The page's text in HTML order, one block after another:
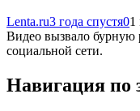
Lenta.ru3 года спустя01
Видео вызвало бурную
социальной сети.
Навигация по